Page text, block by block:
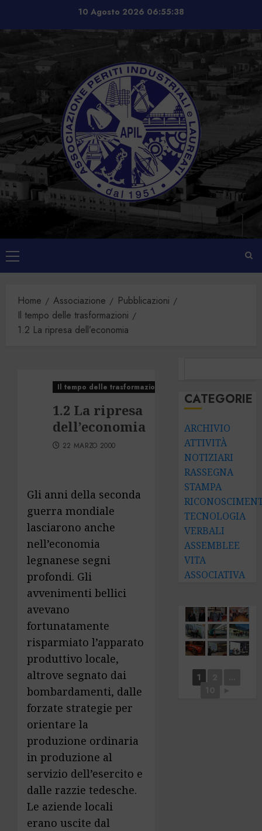
contenuto
10 Agosto 2026 06:55:39
Menu
principale
Home Associazione
Pubblicazioni
Il tempo delle trasformazioni
1.2 La ripresa dell’economia
Il tempo delle trasformazioni
1.2 La ripresa
dell’economia
22 MARZO 2000
Gli anni della seconda
guerra mondiale
lasciarono anche
nell’economia
legnanese segni
profondi. Gli
avvenimenti bellici
avevano
fortunatamente
risparmiato l’apparato
produttivo locale,
altrove segnato dai
bombardamenti, dalle
forzate strategie per
orientare la
produzione ordinaria
in produzione al
servizio dell’esercito e
dalle razzie tedesche.
Le aziende locali
erano uscite dal
CATEGORIE
ARCHIVIO
ATTIVITÀ
NOTIZIARI
RASSEGNA
STAMPA
TECNOLOGIA
VERBALI
ASSEMBLEE
VITA
ASSOCIATIVA
1